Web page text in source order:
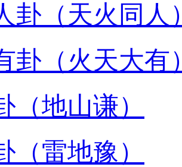
卦（天火同人
卦（火天大有
（地山谦）
（雷地豫）